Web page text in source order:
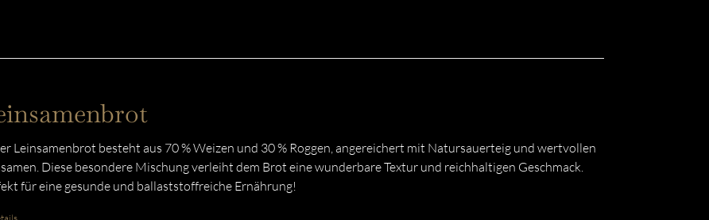
Leinsamenbrot besteht aus 70 % Weizen und 30 % Roggen, angereichert mit Natursauerteig und wertvollen
Diese besondere Mischung verleiht dem Brot eine wunderbare Textur und reichhaltigen Geschmack.
für eine gesunde und ballaststoffreiche Ernährung!